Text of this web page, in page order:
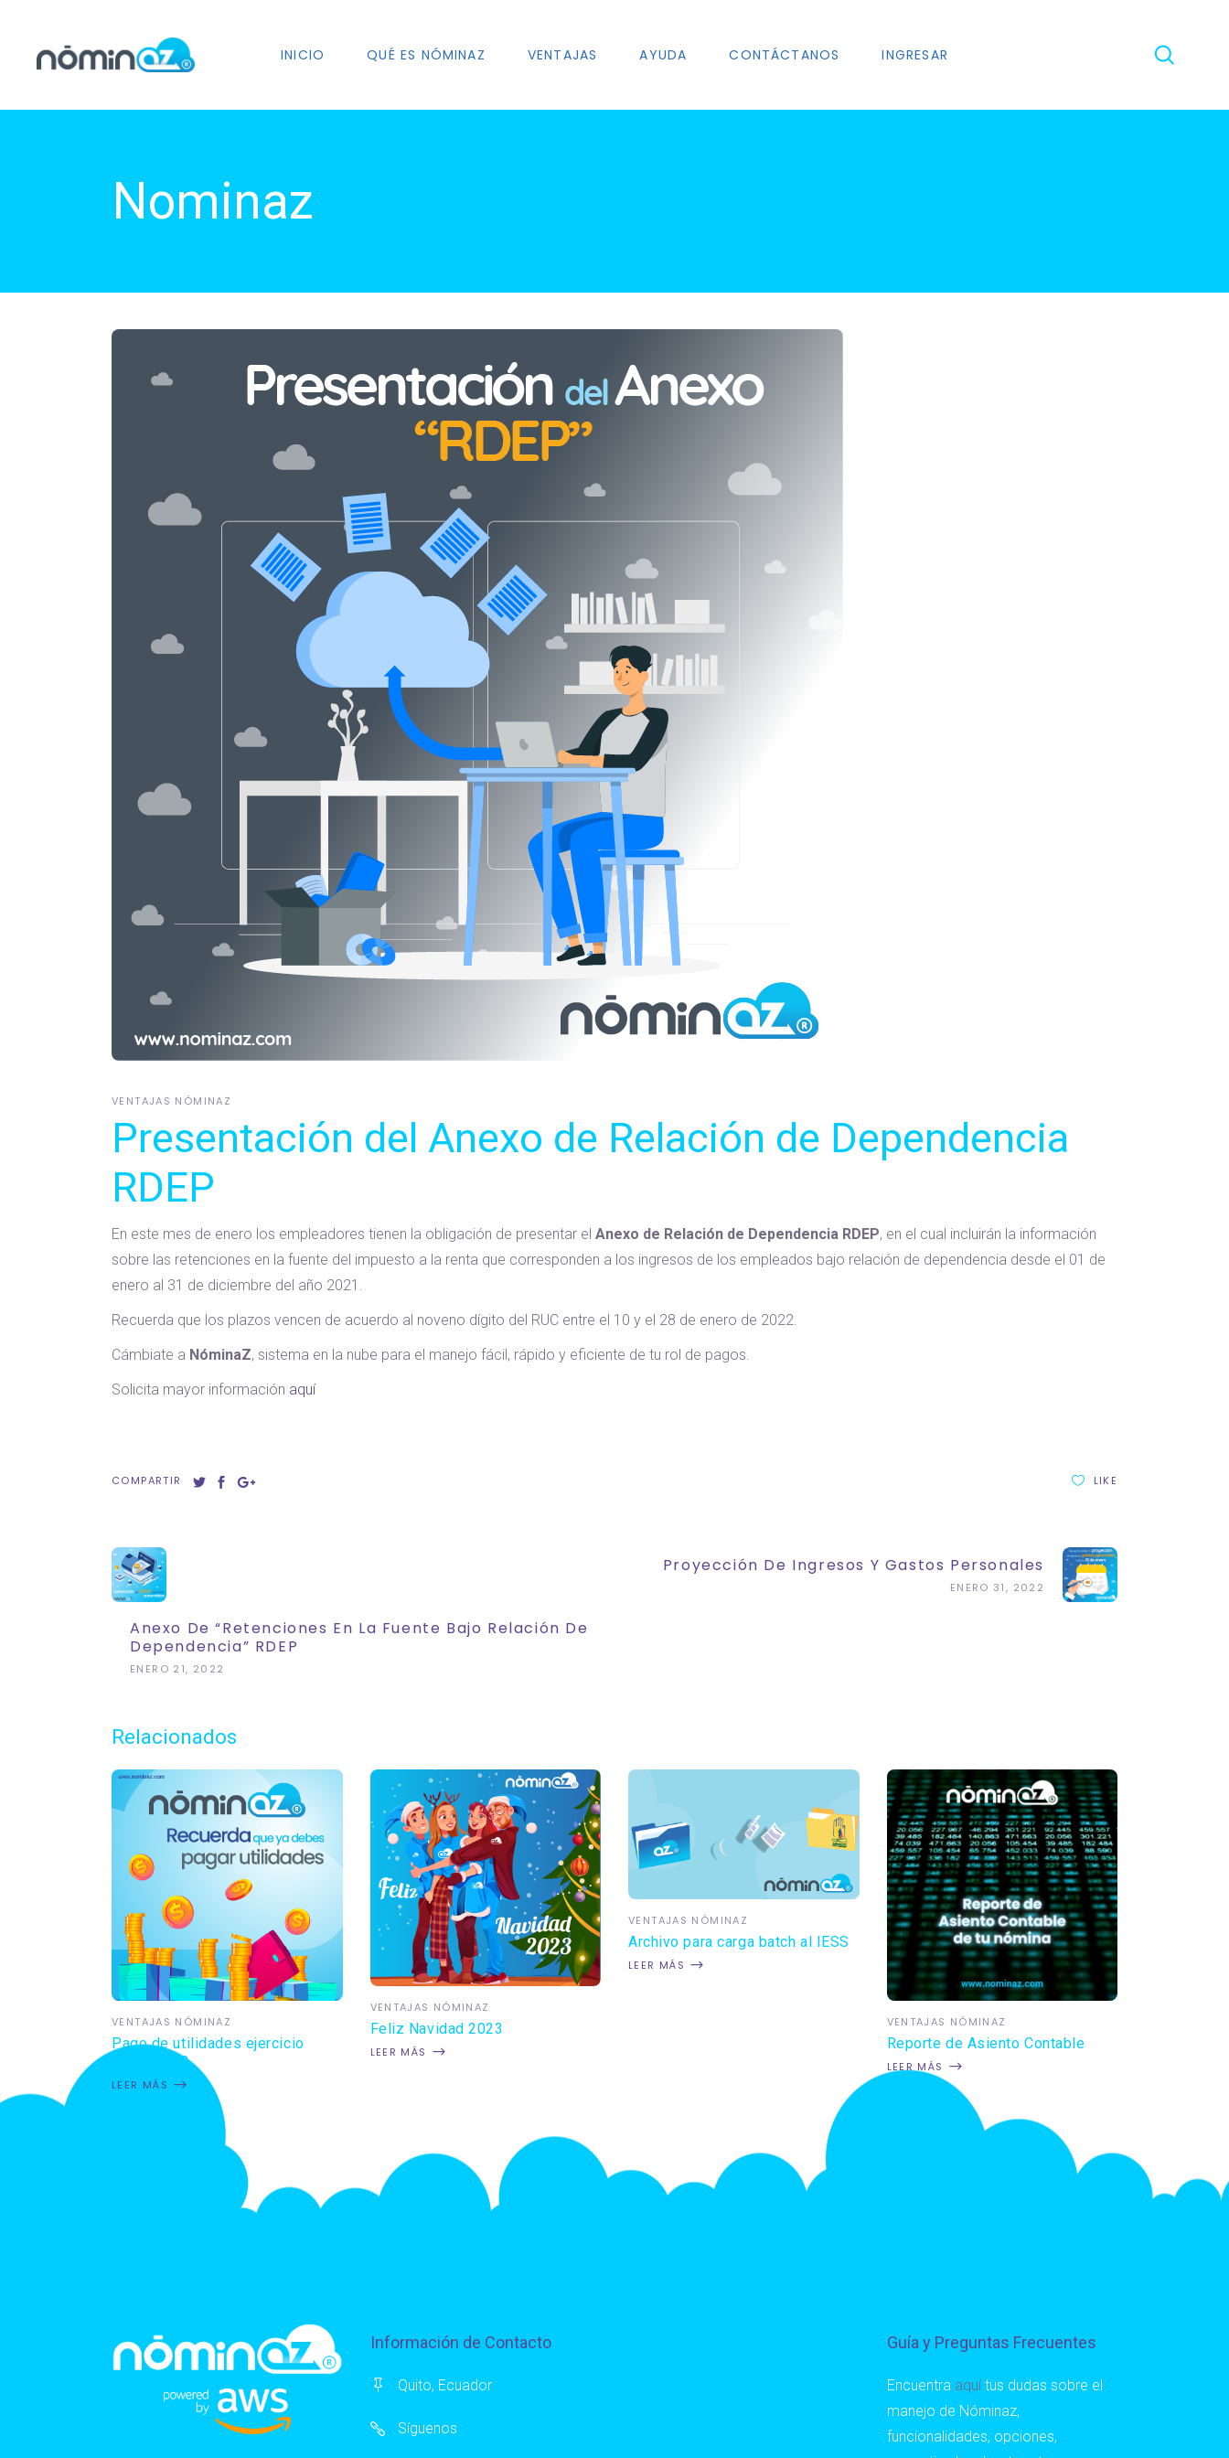
INICIO QUÉ ES NÓMINAZ VENTAJAS AYUDA CONTÁCTANOS INGRESAR
Nominaz
VENTAJAS NÓMINAZ
Presentación del Anexo de Relación de Dependencia
RDEP
En este mes de enero los empleadores tienen la obligación de presentar el Anexo de Relación de Dependencia RDEP, en el cual incluirán la información
sobre las retenciones en la fuente del impuesto a la renta que corresponden a los ingresos de los empleados bajo relación de dependencia desde el 01 de
enero al 31 de diciembre del año 2021.
Recuerda que los plazos vencen de acuerdo al noveno dígito del RUC entre el 10 y el 28 de enero de 2022.
Cámbiate a NóminaZ, sistema en la nube para el manejo fácil, rápido y eficiente de tu rol de pagos.
Solicita mayor información aquí
LIKE
COMPARTIR
Anexo De “Retenciones En La Fuente Bajo Relación De
Dependencia” RDEP
ENERO 21, 2022
Proyección De Ingresos Y Gastos Personales
ENERO 31, 2022
Relacionados
VENTAJAS NÓMINAZ
Pago de utilidades ejercicio
fiscal 2023
LEER MÁS
VENTAJAS NÓMINAZ
Feliz Navidad 2023
LEER MÁS
VENTAJAS NÓMINAZ
Archivo para carga batch al IESS
LEER MÁS
VENTAJAS NÓMINAZ
Reporte de Asiento Contable
LEER MÁS
Información de Contacto
Quito, Ecuador
Síguenos
Guía y Preguntas Frecuentes
Encuentra aquítus dudas sobre el
manejo de Nóminaz,
funcionalidades, opciones,